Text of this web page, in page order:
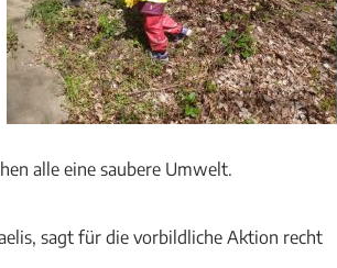
alle eine saubere Umwelt.
sagt für die vorbildliche Aktion recht